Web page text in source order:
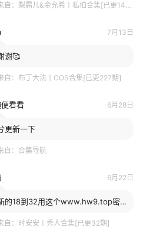
自： 梨霜儿&金允希丨私拍合集[已更14期]
7月13日
谢🥰
自： 布丁大法丨COS合集[已更227期]
便看看 6月28日
更新一下
自： 合集导航
6月22日
的18到32用这个www.hw9.top密码
自： 时安安丨秀人合集[已更32期]